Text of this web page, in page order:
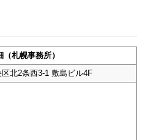
札幌事務所）
北2条西3-1 敷島ビル4F